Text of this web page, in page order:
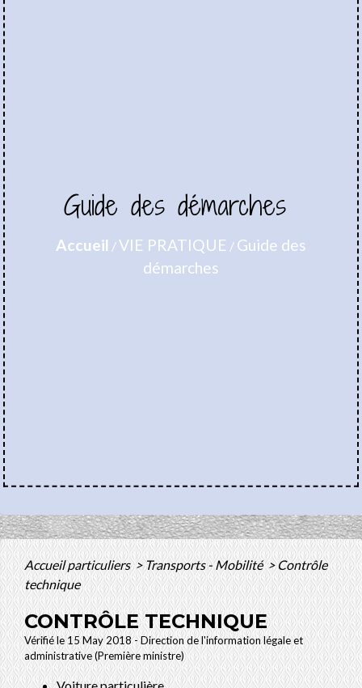
Guide des démarches
Accueil /VIE PRATIQUE / Guide des
démarches
Accueil particuliers>Transports - Mobilité> Contrôle
technique
CONTRÔLE TECHNIQUE
Vérifié le 15 May 2018 - Direction de l'information légale et
administrative (Première ministre)